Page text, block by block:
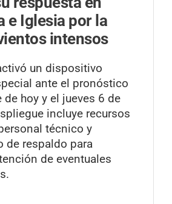
e Iglesia por la
intensos
un dispositivo
ante el pronóstico
de hoy y el jueves 6 de
incluye recursos
técnico y
de respaldo para
de eventuales